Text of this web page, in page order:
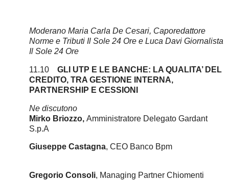
Moderano Maria Carla De Cesari, Caporedattore
Norme e Tributi Il Sole 24 Ore e Luca Davi Giornalista
Il Sole 24 Ore
11.10GLI UTP E LE BANCHE: LA QUALITA’ DEL
CREDITO, TRA GESTIONE INTERNA,
PARTNERSHIP E CESSIONI
Ne discutono
Mirko Briozzo,Amministratore Delegato Gardant
S.p.A
Giuseppe Castagna, CEO Banco Bpm
Gregorio Consoli, Managing Partner Chiomenti